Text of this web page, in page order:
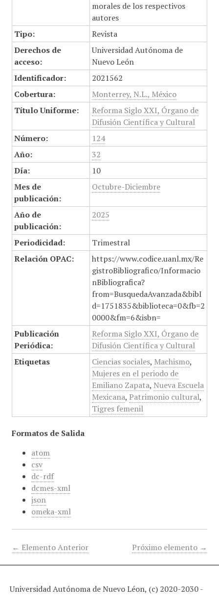
morales de los respectivos
autores
Tipo:
Revista
Derechos de
acceso:
Universidad Autónoma de
Nuevo León
Identificador:
2021562
Cobertura:
Monterrey, N.L., México
Título Uniforme:
Reforma Siglo XXI, Órgano de
Difusión Científica y Cultural
Número:
124
Año:
32
Día:
10
Mes de
publicación:
Octubre-Diciembre
Año de
publicación:
2025
Periodicidad:
Trimestral
Relación OPAC:
https://www.codice.uanl.mx/Re
gistroBibliografico/Informacio
nBibliografica?
from=BusquedaAvanzada&bibI
d=1751835&biblioteca=0&fb=2
0000&fm=6&isbn=
Publicación
Periódica:
Reforma Siglo XXI, Órgano de
Difusión Científica y Cultural
Etiquetas
Ciencias sociales, Machismo,
Mujeres en el periodo de
Emiliano Zapata, Nueva Escuela
Mexicana, Patrimonio cultural,
Tigres femenil
Formatos de Salida
atom
csv
dc-rdf
dcmes-xml
json
omeka-xml
← Elemento Anterior Próximo elemento →
Universidad Autónoma de Nuevo Léon, (c) 2020-2030 -